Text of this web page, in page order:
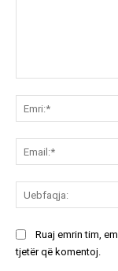
Ruaj emrin tim,
tjetër që komentoj.